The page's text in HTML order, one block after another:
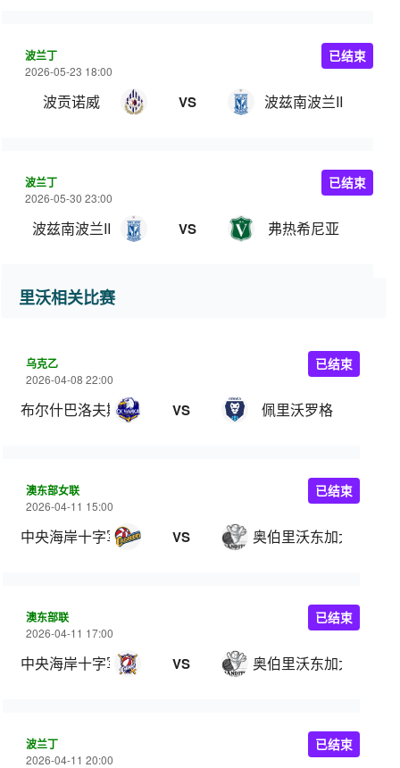
波兰丁
2026-05-23 18:00
波贡诺威 VS 波兹南波兰II
已结束
波兰丁
2026-05-30 23:00
波兹南波兰II VS 弗热希尼亚
已结束
里沃相关比赛
乌克乙
2026-04-08 22:00
布尔什巴洛夫斯卡 VS 佩里沃罗格
已结束
澳东部女联
2026-04-11 15:00
中央海岸十字军女篮 VS 奥伯里沃东加大盗女篮
已结束
澳东部联
2026-04-11 17:00
中央海岸十字军 VS 奥伯里沃东加大盗
已结束
波兰丁
2026-04-11 20:00
已结束